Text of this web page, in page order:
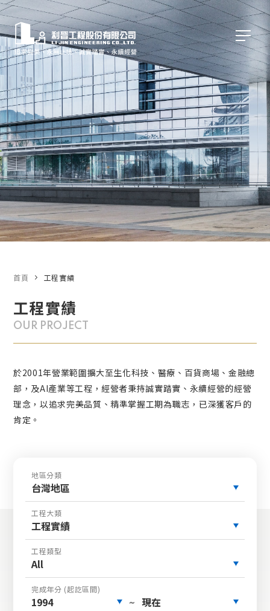
工程實績
OUR PROJECT
於2001年營業範圍擴大至生化科技、醫療、百貨商場、金融總
部，及AI產業等工程，經營者秉持誠實踏實、永續經營的經營
理念，以追求完美品質、精準掌握工期為職志，已深獲客戶的
肯定。
首頁 工程實績
地區分類
台灣地區
工程大類
工程實績
工程類型
All
完成年分 (起訖區間)
1994 ~ 現在